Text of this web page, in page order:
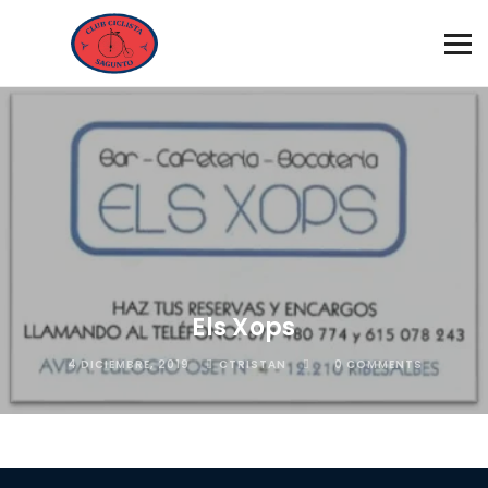
Els Xops
4 DICIEMBRE, 2019 CTRISTAN 0 COMMENTS